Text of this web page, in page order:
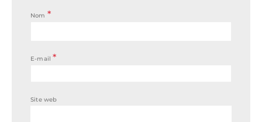
Nom *
E-mail*
Site web